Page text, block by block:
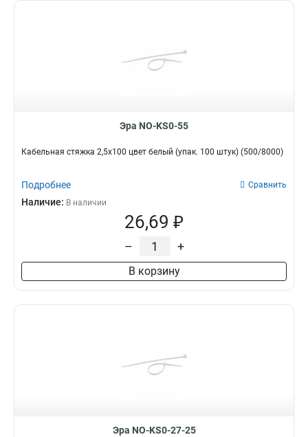
Эра NO-KS0-55
Кабельная стяжка 2,5х100 цвет белый (упак. 100 штук) (500/8000)
Подробнее Сравнить
Наличие: В наличии
26,69 ₽
– +
В корзину
Эра NO-KS0-27-25